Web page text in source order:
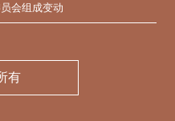
会组成变动
有